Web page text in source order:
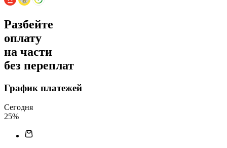
Разбейте
оплату
на части
без переплат
График платежей
Сегодня
25%